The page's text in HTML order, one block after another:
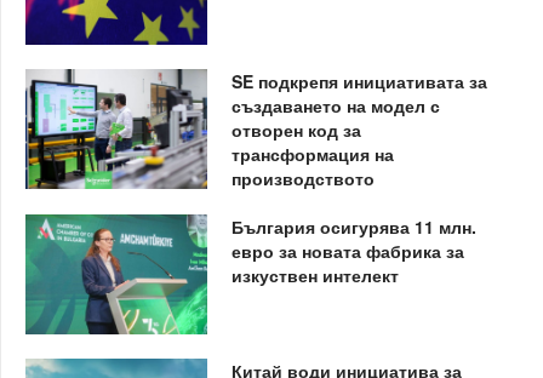
SE подкрепя инициативата за
създаването на модел с
отворен код за
трансформация на
производството
България осигурява 11 млн.
евро за новата фабрика за
изкуствен интелект
Китай води инициатива за